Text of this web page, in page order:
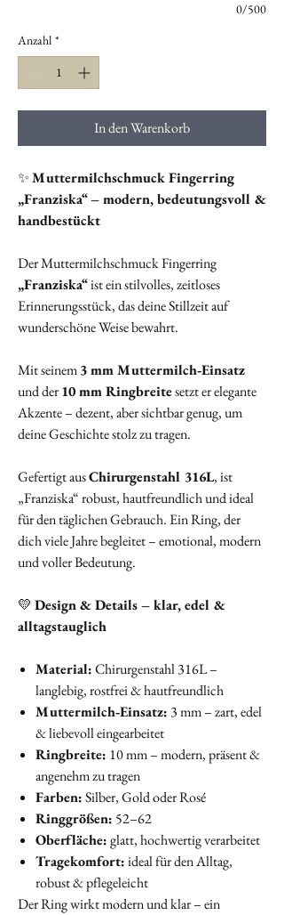
0/500
Anzahl *
In den Warenkorb
✨Muttermilchschmuck Fingerring
„Franziska“ – modern, bedeutungsvoll &
handbestückt
Der Muttermilchschmuck Fingerring
„Franziska“ist ein stilvolles, zeitloses
Erinnerungsstück, das deine Stillzeit auf
wunderschöne Weise bewahrt.
Mit seinem3 mm Muttermilch‑Einsatz
und der10 mm Ringbreitesetzt er elegante
Akzente – dezent, aber sichtbar genug, um
deine Geschichte stolz zu tragen.
Gefertigt ausChirurgenstahl 316L, ist
„Franziska“ robust, hautfreundlich und ideal
für den täglichen Gebrauch. Ein Ring, der
dich viele Jahre begleitet – emotional, modern
und voller Bedeutung.
💛 Design & Details – klar, edel &
alltagstauglich
Material:Chirurgenstahl 316L –
langlebig, rostfrei & hautfreundlich
Muttermilch‑Einsatz: 3 mm – zart, edel
& liebevoll eingearbeitet
Ringbreite: 10 mm – modern, präsent &
angenehm zu tragen
Farben:Silber, Gold oder Rosé
Ringgrößen: 52–62
Oberfläche:glatt, hochwertig verarbeitet
Tragekomfort:ideal für den Alltag,
robust & pflegeleicht
Der Ring wirkt modern und klar – ein